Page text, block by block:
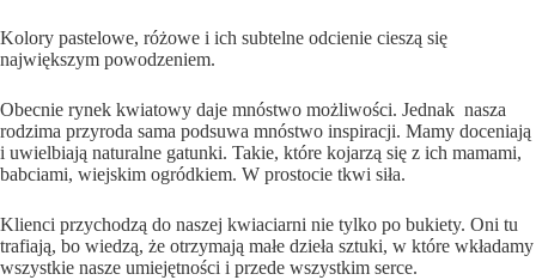
Kolory pastelowe, różowe i ich subtelne odcienie cieszą się
największym powodzeniem.
Obecnie rynek kwiatowy daje mnóstwo możliwości. Jednak nasza
rodzima przyroda sama podsuwa mnóstwo inspiracji. Mamy doceniają
i uwielbiają naturalne gatunki. Takie, które kojarzą się z ich mamami,
babciami, wiejskim ogródkiem. W prostocie tkwi siła.
Klienci przychodzą do naszej kwiaciarni nie tylko po bukiety. Oni tu
trafiają, bo wiedzą, że otrzymają małe dzieła sztuki, w które wkładamy
wszystkie nasze umiejętności i przede wszystkim serce.